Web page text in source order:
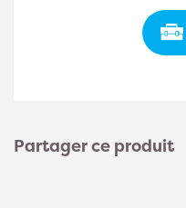
Partager ce produit